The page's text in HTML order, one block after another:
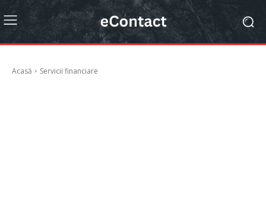
Acasă Servicii financiare